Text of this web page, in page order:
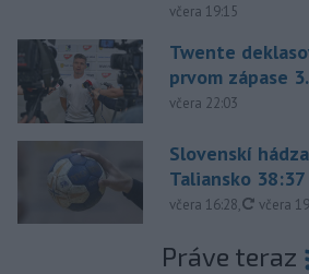
včera 19:15
Twente
prvom zápase
včera 22:03
Slovenskí
Taliansko 38:37
včera 16:28, včera
Práve teraz